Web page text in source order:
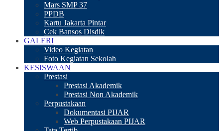
Mars SMP 37
PPDB
Kartu Jakarta Pintar
Cek Bansos Disdik
GALERI
Video Kegiatan
Foto Kegiatan Sekolah
KESISWAAN
Prestasi
Prestasi Akademik
Prestasi Non Akademik
Perpustakaan
Dokumentasi PIJAR
Web Perpustakaan PIJAR